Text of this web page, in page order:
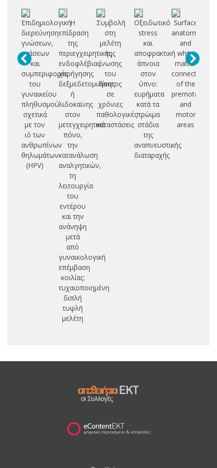
Επιδημιολογική
διερεύνηση
γνώσεων,
στάσεων
και
συμπεριφοράς
του
γυναικείου
πληθυσμού
σχετικά
με τον
ιό των
ανθρωπίνων
θηλωμάτων
(HPV)
Η
επίδραση
της
περιεγχειρητικής
ενδοφλέβιας
χορήγησης
δεξμεδετομιδίνης
ή
λιδοκαϊνης
στον
μετεγχειρητικό
πόνο,
την
κατανάλωση
αναλγητικών,
τη
λειτουργία
του
εντέρου
και την
ανάνηψη
μετά
από
γυναικολογική
επέμβαση
κοιλίας:
τυχαιοποιημένη
διπλή
τυφλή
μελέτη
Συμβολή
στη
μελέτη
της
ίνωσης
του
ήπατος
σε
χρόνιες
παθολογικές
καταστάσεις
Οξειδωτικό
stress
και
αποφρακτική
άπνοια
στον
ύπνο:
ευρήματα
κατά τα
πρώιμα
στάδια
της
αναπνευστικής
διαταραχής
Surface
anatomy
and
white
matter
connectivity
of the
premotor
and
motor
areas